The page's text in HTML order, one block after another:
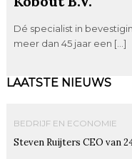
Dé specialist in
meer dan 45 jaar een […]
LAATSTE NIEUWS
BEDRIJF EN ECONOMIE
Steven Ruijters CEO van